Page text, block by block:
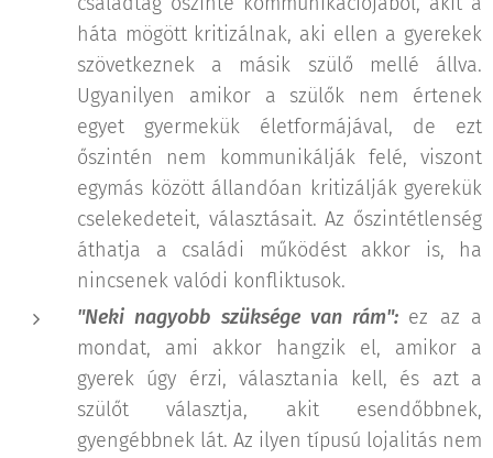
háta mögött kritizálnak, aki ellen a gyerekek
szövetkeznek a másik szülő mellé állva.
Ugyanilyen amikor a szülők nem értenek
egyet gyermekük életformájával, de ezt
őszintén nem kommunikálják felé, viszont
egymás között állandóan kritizálják gyerekük
cselekedeteit, választásait. Az őszintétlenség
áthatja a családi működést akkor is, ha
nincsenek valódi konfliktusok.
"Neki nagyobb szüksége van rám": ez az a
mondat, ami akkor hangzik el, amikor a
gyerek úgy érzi, választania kell, és azt a
szülőt választja, akit esendőbbnek,
gyengébbnek lát. Az ilyen típusú lojalitás nem